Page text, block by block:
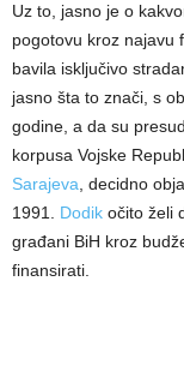
Uz to, jasno je o
pogotovu kroz najavu
bavila isključivo
jasno šta to znači, s
godine, a da su
korpusa Vojske
Sarajeva , decidno
1991. Dodik očito želi
građani BiH kroz
finansirati.